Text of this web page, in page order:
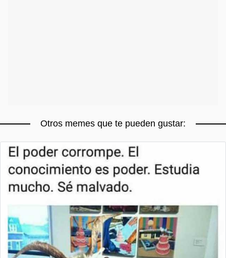
Otros memes que te pueden gustar: